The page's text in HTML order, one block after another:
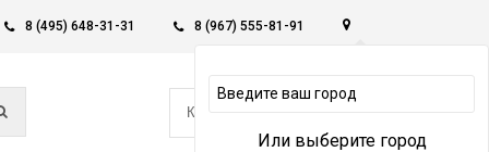
8 (495) 648-31-31 8 (967) 555-81-91
Или выберите город
КОРЗИНА -
0